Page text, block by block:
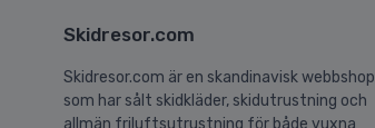
Skidresor.com
Skidresor.com är en skandinavisk webbshop
som har sålt skidkläder, skidutrustning och
allmän friluftsutrustning för både vuxna